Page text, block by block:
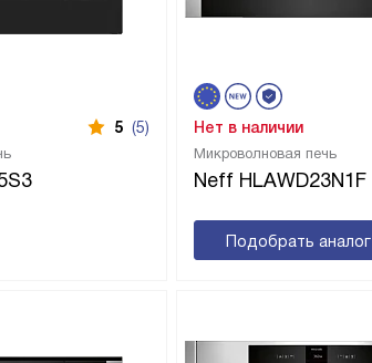
5 (5)
Микроволновая печь
Neff HLAWD23N1F
Нет в наличии
Подобрать аналог